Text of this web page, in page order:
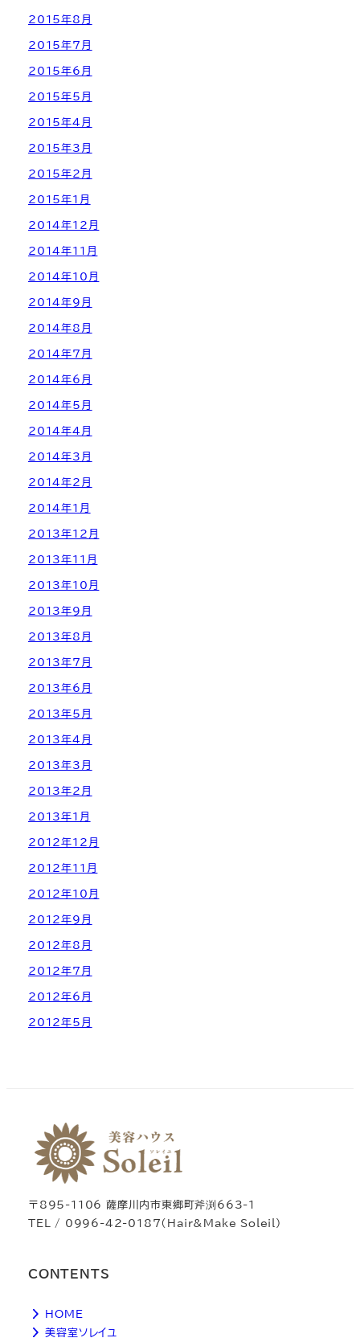
2015年8月
2015年7月
2015年6月
2015年5月
2015年4月
2015年3月
2015年2月
2015年1月
2014年12月
2014年11月
2014年10月
2014年9月
2014年8月
2014年7月
2014年6月
2014年5月
2014年4月
2014年3月
2014年2月
2014年1月
2013年12月
2013年11月
2013年10月
2013年9月
2013年8月
2013年7月
2013年6月
2013年5月
2013年4月
2013年3月
2013年2月
2013年1月
2012年12月
2012年11月
2012年10月
2012年9月
2012年8月
2012年7月
2012年6月
2012年5月
〒895-1106 薩摩川内市東郷町斧渕663-1
TEL / 0996-42-0187（Hair&Make Soleil）
CONTENTS
HOME
美容室ソレイユ